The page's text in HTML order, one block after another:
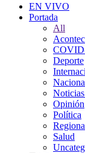
EN VIVO
Portada
All
Deporte
Opinión
Política
Salud